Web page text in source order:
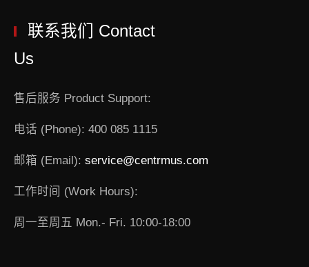
联系我们 Contact
Us
售后服务 Product Support:
电话 (Phone): 400 085 1115
邮箱 (Email): service@centrmus.com
工作时间 (Work Hours):
周一至周五 Mon.- Fri. 10:00-18:00